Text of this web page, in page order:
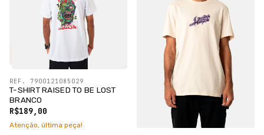
T-SHIRT RAISED TO BE LOST
BRANCO
R$189,00
REF. 7900121085029
Atenção, última peça!